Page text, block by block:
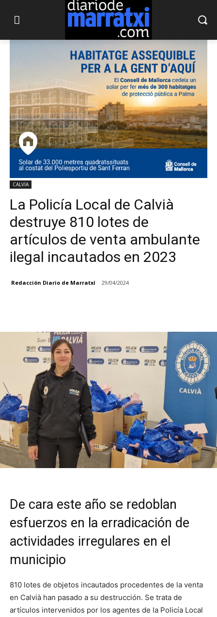
CALVIA
La Policía Local de Calvià
destruye 810 lotes de
artículos de venta ambulante
ilegal incautados en 2023
Redacción Diario de Marratxí 29/04/2024
De cara este año se redoblan
esfuerzos en la erradicación de
actividades irregulares en el
municipio
810 lotes de objetos incautados procedentes de la venta
en Calvià han pasado a su destrucción. Se trata de
artículos intervenidos por los agentes de la Policía Local